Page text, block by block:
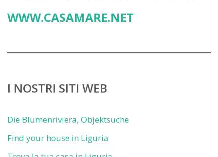
WWW.CASAMARE.NET
I NOSTRI SITI WEB
Die Blumenriviera, Objektsuche
Find your house in Liguria